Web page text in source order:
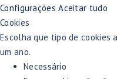
ConfiguraçõesAceitar tudo
Cookies
Escolha que tipo de cookies
um ano.
Necessário